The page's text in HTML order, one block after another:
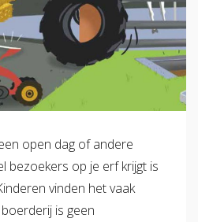
Publicaties Agenda
de slag met Vitaliteit Aan
open dag of andere
bezoekers op je erf krijgt is
vinden het vaak
is geen